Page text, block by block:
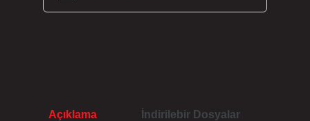
Açıklama İndirilebir Dosyalar